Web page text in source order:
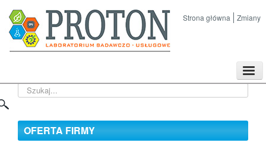
Strona główna Zmiany
Kontakt
Szukaj...
OFERTA FIRMY